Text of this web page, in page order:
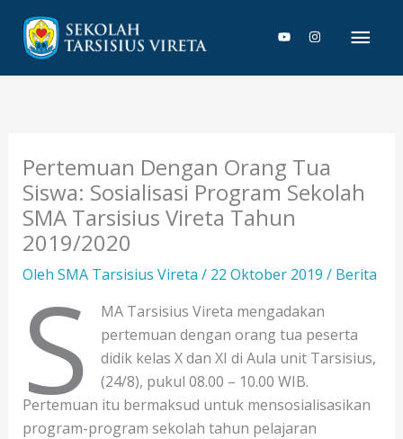
konten
Pertemuan Dengan Orang Tua
Siswa: Sosialisasi Program Sekolah
SMA Tarsisius Vireta Tahun
2019/2020
Oleh SMA Tarsisius Vireta / 22 Oktober 2019 / Berita
S
MA Tarsisius Vireta mengadakan
pertemuan dengan orang tua peserta
didik kelas X dan XI di Aula unit Tarsisius,
(24/8), pukul 08.00 – 10.00 WIB.
Pertemuan itu bermaksud untuk mensosialisasikan
program-program sekolah tahun pelajaran